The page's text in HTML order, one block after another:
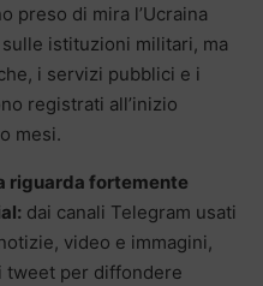
preso di mira l’Ucraina
istituzioni militari, ma
i servizi pubblici e i
registrati all’inizio
mesi.
riguarda fortemente
dai canali Telegram usati
video e immagini,
tweet per diffondere